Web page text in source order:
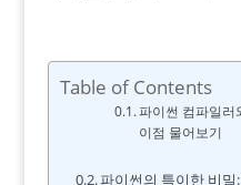
Table of Contents
파이썬 컴파일러
이점 물어보기
파이썬의 특이한 비